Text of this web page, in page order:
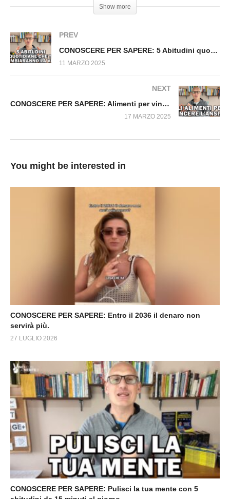
Show more
PREV
CONOSCERE PER SAPERE: 5 Abitudini quotidiane che ti cambieranno la vita
11 MARZO 2025
NEXT
CONOSCERE PER SAPERE: Alimenti per vincere l’ansia
17 MARZO 2025
You might be interested in
CONOSCERE PER SAPERE: Entro il 2036 il denaro non
servirà più.
27 LUGLIO 2026
CONOSCERE PER SAPERE: Pulisci la tua mente con 5